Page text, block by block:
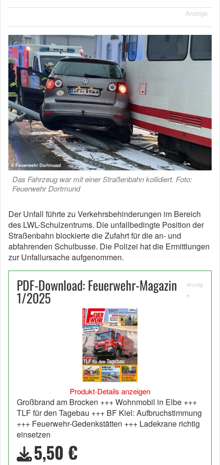
Anzeige
Das Fahrzeug war mit einer Straßenbahn kollidiert. Foto:
Feuerwehr Dortmund
Der Unfall führte zu Verkehrsbehinderungen im Bereich
des LWL-Schulzentrums. Die unfallbedingte Position der
Straßenbahn blockierte die Zufahrt für die an- und
abfahrenden Schulbusse. Die Polizei hat die Ermittlungen
zur Unfallursache aufgenommen.
PDF-Download: Feuerwehr-Magazin
1/2025
Anzeig
e
Produkt-Details anzeigen
Großbrand am Brocken +++ Wohnmobil in Elbe +++
TLF für den Tagebau +++ BF Kiel: Aufbruchstimmung
+++ Feuerwehr-Gedenkstätten +++ Ladekrane richtig
einsetzen
5,50 €